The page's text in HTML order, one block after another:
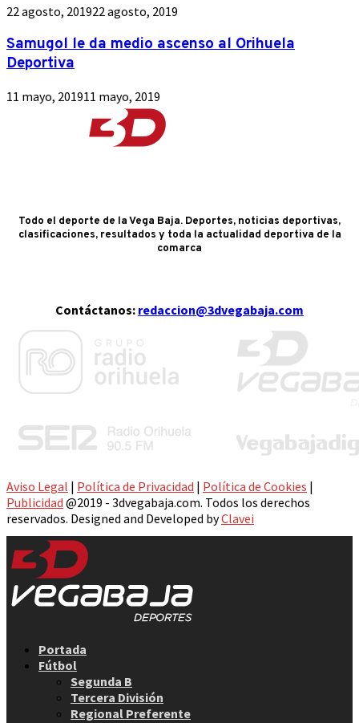
22 agosto, 201922 agosto, 2019
Samugol le da medio ascenso al Orihuela
Deportiva
11 mayo, 201911 mayo, 2019
Todo el deporte de la Vega Baja. Deportes, noticias deportivas,
clasificaciones, resultados y toda la actualidad deportiva de la
comarca
Contáctanos: redaccion@3dvegabaja.com
Aviso Legal | Política de Privacidad | Política de Cookies |
Publicidad @2019 - 3dvegabaja.com. Todos los derechos
reservados. Designed and Developed byClavei
Portada
Fútbol
Segunda B
Tercera División
Regional Preferente